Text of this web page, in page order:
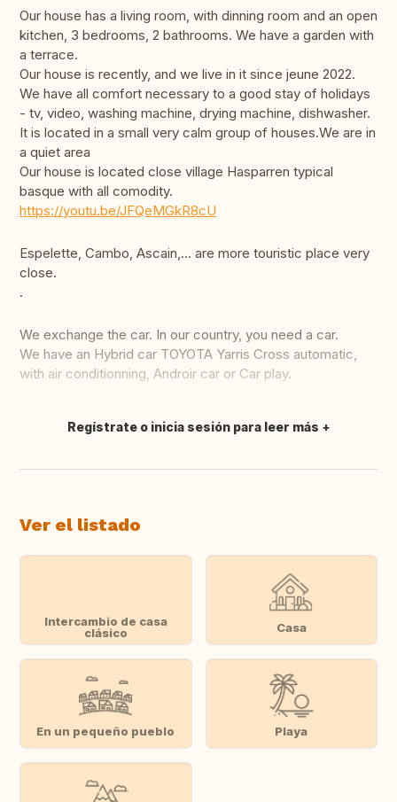
Our house has a living room, with dinning room and an open
kitchen, 3 bedrooms, 2 bathrooms. We have a garden with
a terrace.
Our house is recently, and we live in it since jeune 2022.
We have all comfort necessary to a good stay of holidays
- tv, video, washing machine, drying machine, dishwasher.
It is located in a small very calm group of houses.We are in
a quiet area
Our house is located close village Hasparren typical
basque with all comodity.
https://youtu.be/JFQeMGkR8cU
Espelette, Cambo, Ascain,... are more touristic place very
close.
.
We exchange the car. In our country, you need a car.
We have an Hybrid car TOYOTA Yarris Cross automatic,
with air conditionning, Androir car or Car play.
Traducir
Regístrate o inicia sesión para leer más
Ver el listado
Intercambio de casa
clásico
Casa
En un pequeño pueblo Playa